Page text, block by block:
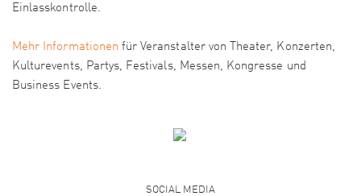
Einlasskontrolle.
Mehr Informationen für Veranstalter von Theater, Konzerten,
Kulturevents, Partys, Festivals, Messen, Kongresse und
Business Events.
SOCIAL MEDIA